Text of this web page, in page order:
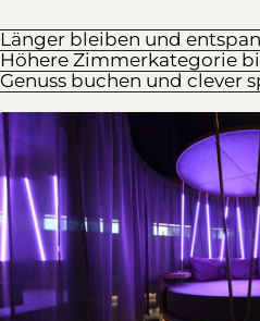
Länger bleiben und
Höhere Zimmerkategorie
Genuss buchen und clever